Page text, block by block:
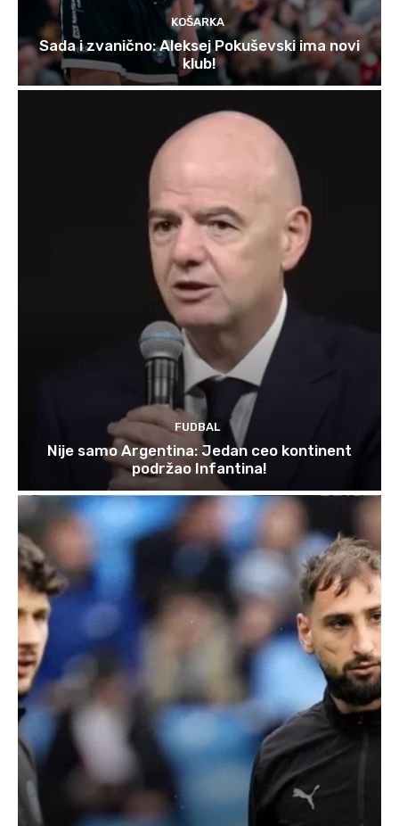
KOŠARKA
Sada i zvanično: Aleksej Pokuševski ima novi
klub!
FUDBAL
Nije samo Argentina: Jedan ceo kontinent
podržao Infantina!